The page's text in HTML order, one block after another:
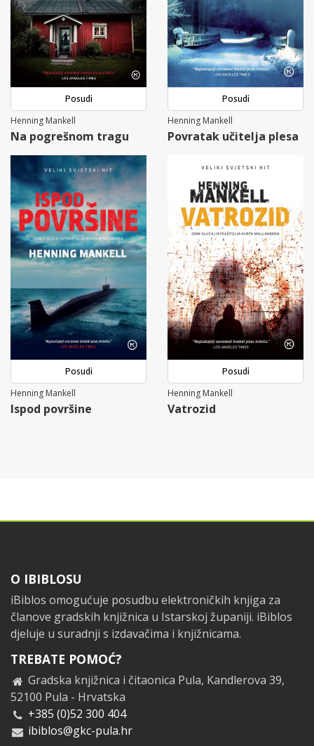
Posudi
Henning Mankell
Na pogrešnom tragu
Posudi
Henning Mankell
Povratak učitelja plesa
Posudi
Henning Mankell
Ispod površine
Posudi
Henning Mankell
Vatrozid
Footer
O IBIBLOSU
iBiblos omogućuje posudbu elektroničkih knjiga za
članove gradskih knjižnica u Istarskoj županiji. iBiblos
djeluje u suradnji s izdavačima i knjižnicama.
TREBATE POMOĆ?
Gradska knjižnica i čitaonica Pula, Kandlerova 39,
52100 Pula - Hrvatska
+385 (0)52 300 404
ibiblos@gkc-pula.hr